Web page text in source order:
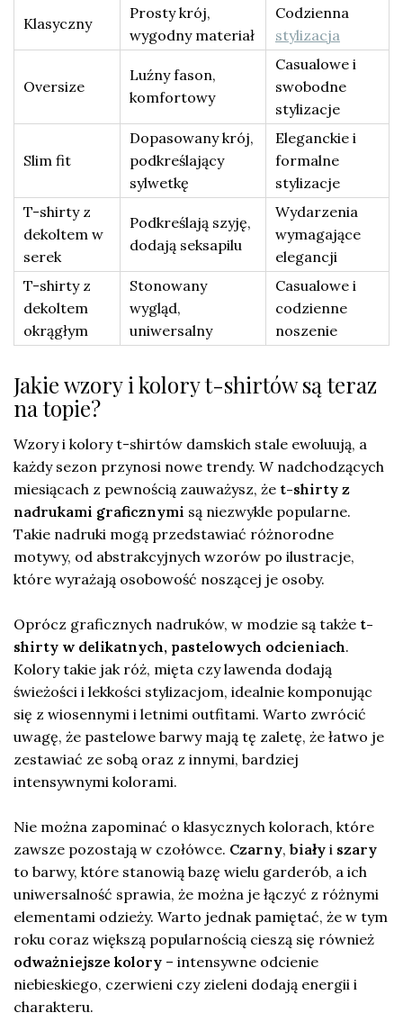
Klasyczny
Prosty krój,
wygodny materiał
Codzienna
stylizacja
Oversize
Luźny fason,
komfortowy
Casualowe i
swobodne
stylizacje
Slim fit
Dopasowany krój,
podkreślający
sylwetkę
Eleganckie i
formalne
stylizacje
T-shirty z
dekoltem w
serek
Podkreślają szyję,
dodają seksapilu
Wydarzenia
wymagające
elegancji
T-shirty z
dekoltem
okrągłym
Stonowany
wygląd,
uniwersalny
Casualowe i
codzienne
noszenie
Jakie wzory i kolory t-shirtów są teraz
na topie?
Wzory i kolory t-shirtów damskich stale ewoluują, a
każdy sezon przynosi nowe trendy. W nadchodzących
miesiącach z pewnością zauważysz, że t-shirty z
nadrukami graficznymi są niezwykle popularne.
Takie nadruki mogą przedstawiać różnorodne
motywy, od abstrakcyjnych wzorów po ilustracje,
które wyrażają osobowość noszącej je osoby.
Oprócz graficznych nadruków, w modzie są także t-
shirty w delikatnych, pastelowych odcieniach.
Kolory takie jak róż, mięta czy lawenda dodają
świeżości i lekkości stylizacjom, idealnie komponując
się z wiosennymi i letnimi outfitami. Warto zwrócić
uwagę, że pastelowe barwy mają tę zaletę, że łatwo je
zestawiać ze sobą oraz z innymi, bardziej
intensywnymi kolorami.
Nie można zapominać o klasycznych kolorach, które
zawsze pozostają w czołówce. Czarny, biały i szary
to barwy, które stanowią bazę wielu garderób, a ich
uniwersalność sprawia, że można je łączyć z różnymi
elementami odzieży. Warto jednak pamiętać, że w tym
roku coraz większą popularnością cieszą się również
odważniejsze kolory – intensywne odcienie
niebieskiego, czerwieni czy zieleni dodają energii i
charakteru.